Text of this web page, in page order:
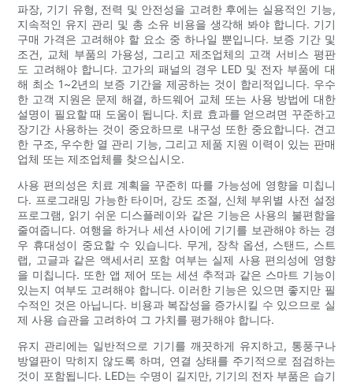
파장, 기기 유형, 전력 및 안전성을 고려한 후에는 실용적인 기능,
지속적인 유지 관리 및 총 소유 비용을 생각해 봐야 합니다. 기기
구매 가격은 고려해야 할 요소 중 하나일 뿐입니다. 보증 기간 및
조건, 교체 부품의 가용성, 그리고 제조업체의 고객 서비스 평판
도 고려해야 합니다. 고가의 패널의 경우 LED 및 전자 부품에 대
해 최소 1~2년의 보증 기간을 제공하는 것이 합리적입니다. 우수
한 고객 지원은 문제 해결, 하드웨어 교체 또는 사용 방법에 대한
설명이 필요할 때 도움이 됩니다. 치료 효과를 얻으려면 꾸준하고
장기간 사용하는 것이 중요하므로 내구성 또한 중요합니다. 견고
한 구조, 우수한 열 관리 기능, 그리고 제품 지원 이력이 있는 판매
업체 또는 제조업체를 찾으십시오.
사용 편의성은 치료 계획을 꾸준히 따를 가능성에 영향을 미칩니
다. 프로그래밍 가능한 타이머, 강도 조절, 신체 부위별 사전 설정
프로그램, 읽기 쉬운 디스플레이와 같은 기능은 사용의 불편함을
줄여줍니다. 여행을 하거나 세션 사이에 기기를 보관해야 하는 경
우 휴대성이 중요할 수 있습니다. 무게, 장착 옵션, 스탠드, 스트
랩, 고글과 같은 액세서리 포함 여부는 실제 사용 편의성에 영향
을 미칩니다. 또한 앱 제어 또는 세션 추적과 같은 스마트 기능이
있는지 여부도 고려해야 합니다. 이러한 기능은 있으면 좋지만 필
수적인 것은 아닙니다. 비용과 복잡성을 증가시킬 수 있으므로 실
제 사용 습관을 고려하여 그 가치를 평가해야 합니다.
유지 관리에는 일반적으로 기기를 깨끗하게 유지하고, 통풍구나
방열판이 막히지 않도록 하며, 연결 상태를 주기적으로 점검하는
것이 포함됩니다. LED는 수명이 길지만, 기기의 전자 부품은 습기